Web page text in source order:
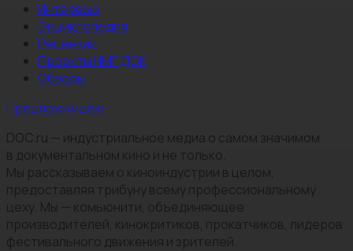
Интервью
Энциклопедия
Рецензии
Проекты НМГ ДОК
Обзоры
Предложи идею
DOC.ru — индустриальное медиа о самом значимом
в документальном кино и не только.
Мы рассказываем о киноиндустрии в целом,
предоставляя трибуну всему профессиональному
цеху. Мы — комьюнити, объединяющее
производителей, кинокритиков, прокатчиков, лидеров
фестивального движения и зрителей.